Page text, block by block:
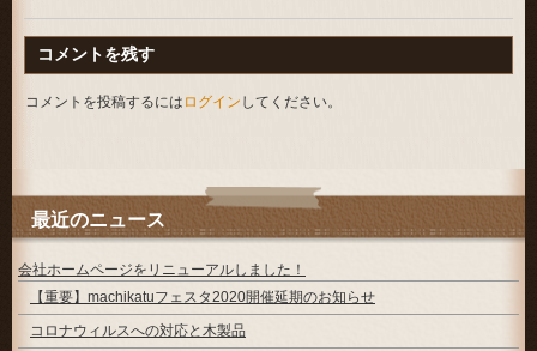
コメントを残す
コメントを投稿するには ログイン してください。
最近のニュース
会社ホームページをリニューアルしました！
【重要】machikatuフェスタ2020開催延期のお知らせ
コロナウィルスへの対応と木製品